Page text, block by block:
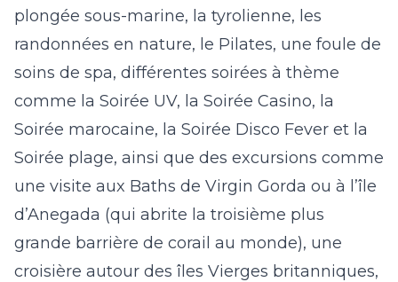
plongée sous-marine, la tyrolienne, les
randonnées en nature, le Pilates, une foule de
soins de spa, différentes soirées à thème
comme la Soirée UV, la Soirée Casino, la
Soirée marocaine, la Soirée Disco Fever et la
Soirée plage, ainsi que des excursions comme
une visite aux Baths de Virgin Gorda ou à l’île
d’Anegada (qui abrite la troisième plus
grande barrière de corail au monde), une
croisière autour des îles Vierges britanniques,